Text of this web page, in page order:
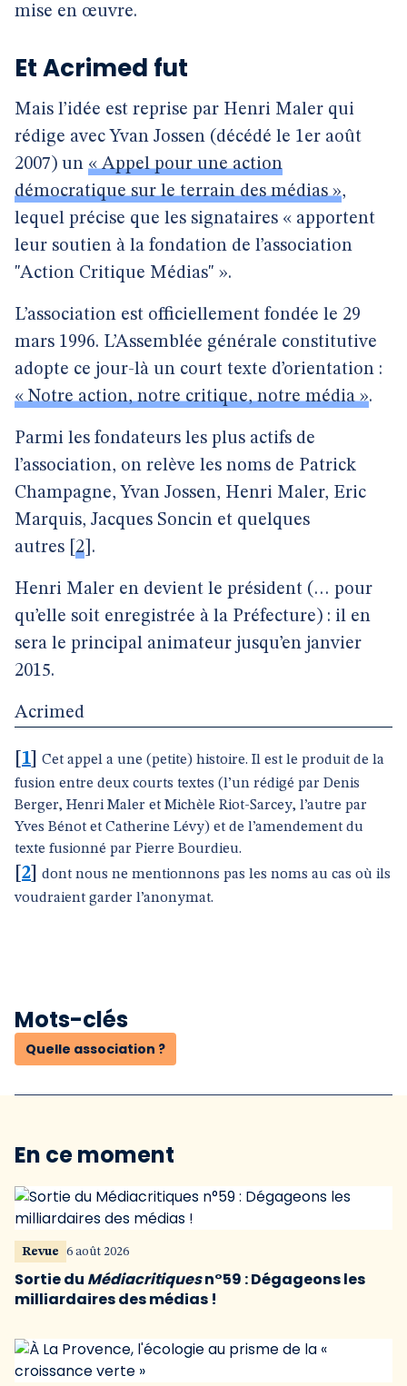
mise en œuvre.
Et Acrimed fut
Mais l’idée est reprise par Henri Maler qui
rédige avec Yvan Jossen (décédé le 1er août
2007) un « Appel pour une action
démocratique sur le terrain des médias »,
lequel précise que les signataires « apportent
leur soutien à la fondation de l’association
"Action Critique Médias" ».
L’association est officiellement fondée le 29
mars 1996. L’Assemblée générale constitutive
adopte ce jour-là un court texte d’orientation :
« Notre action, notre critique, notre média ».
Parmi les fondateurs les plus actifs de
l’association, on relève les noms de Patrick
Champagne, Yvan Jossen, Henri Maler, Eric
Marquis, Jacques Soncin et quelques
autres 2 .
Henri Maler en devient le président (… pour
qu’elle soit enregistrée à la Préfecture) : il en
sera le principal animateur jusqu’en janvier
2015.
Acrimed
1
Cet appel a une (petite) histoire. Il est le produit de la
fusion entre deux courts textes (l’un rédigé par Denis
Berger, Henri Maler et Michèle Riot-Sarcey, l’autre par
Yves Bénot et Catherine Lévy) et de l’amendement du
texte fusionné par Pierre Bourdieu.
2
dont nous ne mentionnons pas les noms au cas où ils
voudraient garder l’anonymat.
Mots-clés
Quelle association ?
En ce moment
Revue 6 août 2026
Sortie du Médiacritiquesn°59 : Dégageons les
milliardaires des médias !